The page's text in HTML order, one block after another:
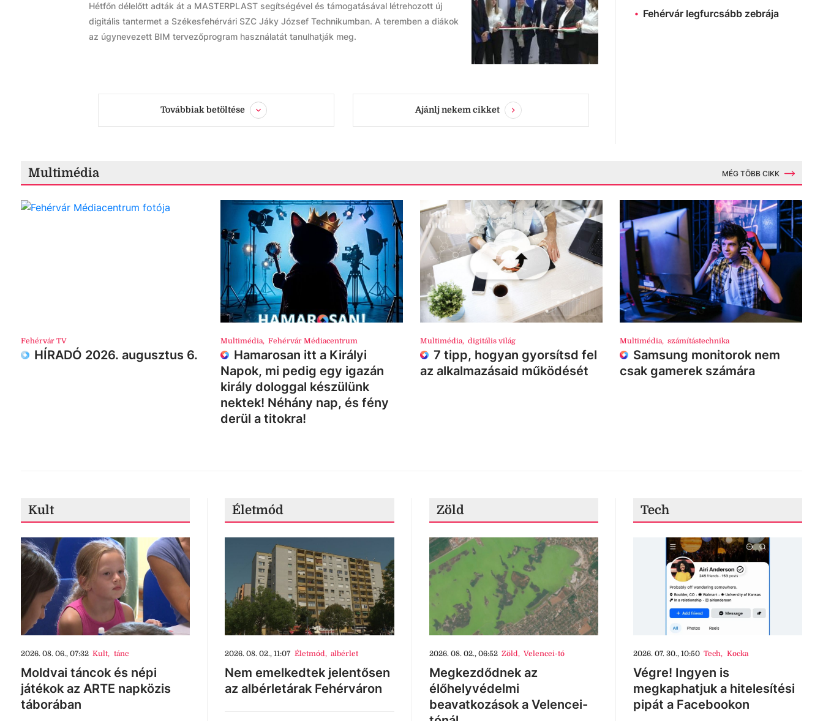
Hétfőn délelőtt adták át a MASTERPLAST segítségével és támogatásával létrehozott új
digitális tantermet a Székesfehérvári SZC Jáky József Technikumban. A teremben a diákok
az úgynevezett BIM tervezőprogram használatát tanulhatják meg.
Továbbiak betöltése Ajánlj nekem cikket
Fehérvár legfurcsább zebrája
Multimédia MÉG TÖBB CIKK
Fehérvár TV
HÍRADÓ 2026. augusztus 6.
Multimédia, Fehérvár Médiacentrum
Hamarosan itt a Királyi
Napok, mi pedig egy igazán
király dologgal készülünk
nektek! Néhány nap, és fény
derül a titokra!
Multimédia, digitális világ
7 tipp, hogyan gyorsítsd fel
az alkalmazásaid működését
Multimédia, számítástechnika
Samsung monitorok nem
csak gamerek számára
Kult
2026. 08. 06., 07:32 Kult, tánc
Moldvai táncok és népi
játékok az ARTE napközis
táborában
Életmód
2026. 08. 02., 11:07 Életmód, albérlet
Nem emelkedtek jelentősen
az albérletárak Fehérváron
Zöld
2026. 08. 02., 06:52 Zöld, Velencei-tó
Megkezdődnek az
élőhelyvédelmi
beavatkozások a Velencei-
Tech
2026. 07. 30., 10:50 Tech, Kocka
Végre! Ingyen is
megkaphatjuk a hitelesítési
pipát a Facebookon